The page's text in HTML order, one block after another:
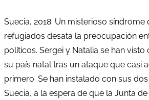
Suecia, 2018. Un misterioso síndrome
refugiados desata la preocupación
políticos. Sergei y Natalia se han
su país natal tras un ataque que casi
primero. Se han instalado con sus
Suecia, a la espera de que la Junta